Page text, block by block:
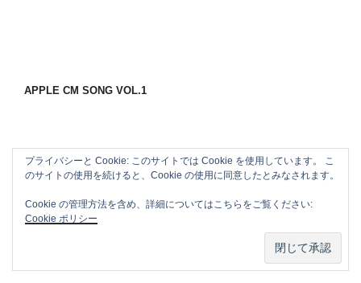
APPLE CM SONG VOL.1
プライバシーと Cookie: このサイトでは Cookie を使用しています。 こ
のサイトの使用を続けると、Cookie の使用に同意したとみなされます。
Cookie の管理方法を含め、詳細についてはこちらをご覧ください:
Cookie ポリシー